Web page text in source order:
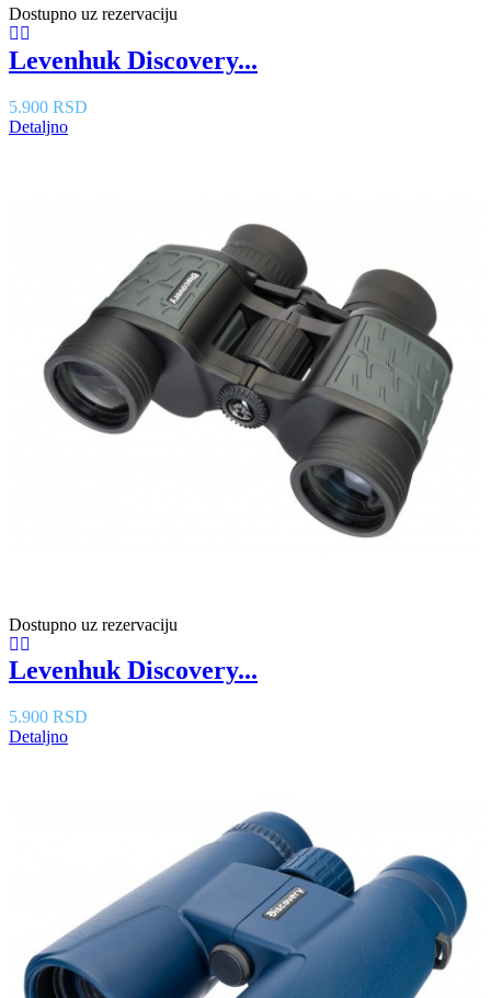
Dostupno uz rezervaciju
Levenhuk Discovery...
5.900 RSD
Detaljno
Dostupno uz rezervaciju
Levenhuk Discovery...
5.900 RSD
Detaljno